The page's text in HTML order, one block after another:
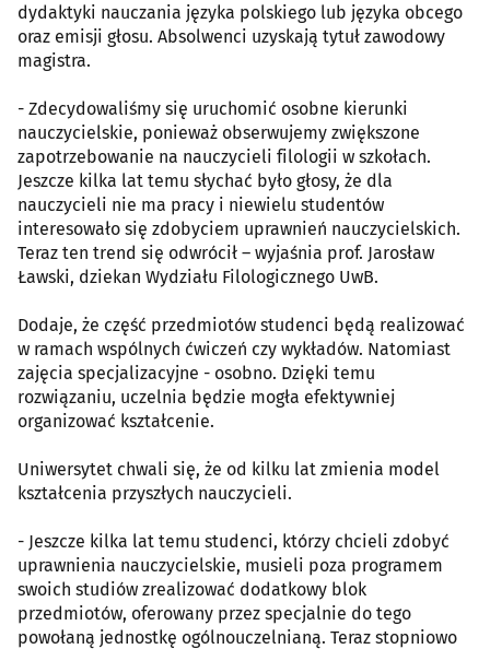
dydaktyki nauczania języka polskiego lub języka obcego
oraz emisji głosu. Absolwenci uzyskają tytuł zawodowy
magistra.
- Zdecydowaliśmy się uruchomić osobne kierunki
nauczycielskie, ponieważ obserwujemy zwiększone
zapotrzebowanie na nauczycieli filologii w szkołach.
Jeszcze kilka lat temu słychać było głosy, że dla
nauczycieli nie ma pracy i niewielu studentów
interesowało się zdobyciem uprawnień nauczycielskich.
Teraz ten trend się odwrócił – wyjaśnia prof. Jarosław
Ławski, dziekan Wydziału Filologicznego UwB.
Dodaje, że część przedmiotów studenci będą realizować
w ramach wspólnych ćwiczeń czy wykładów. Natomiast
zajęcia specjalizacyjne - osobno. Dzięki temu
rozwiązaniu, uczelnia będzie mogła efektywniej
organizować kształcenie.
Uniwersytet chwali się, że od kilku lat zmienia model
kształcenia przyszłych nauczycieli.
- Jeszcze kilka lat temu studenci, którzy chcieli zdobyć
uprawnienia nauczycielskie, musieli poza programem
swoich studiów zrealizować dodatkowy blok
przedmiotów, oferowany przez specjalnie do tego
powołaną jednostkę ogólnouczelnianą. Teraz stopniowo